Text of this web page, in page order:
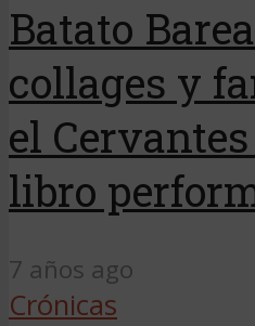
Batato
collages y
el
libro
7 años ago
Crónicas